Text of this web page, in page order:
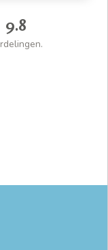
9.8